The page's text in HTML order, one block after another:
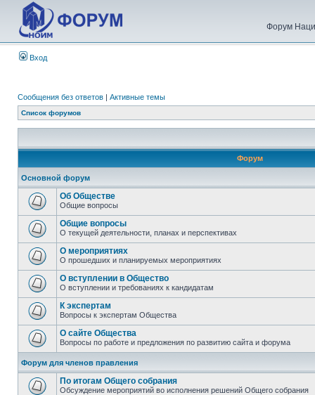
Форум
Вход
Сообщения без ответов | Активные темы
Список форумов
Форум
Основной форум
Об Обществе
Общие вопросы
Общие вопросы
О текущей деятельности, планах и перспективах
О мероприятиях
О прошедших и планируемых мероприятиях
О вступлении в Общество
О вступлении и требованиях к кандидатам
К экспертам
Вопросы к экспертам Общества
О сайте Общества
Вопросы по работе и предложения по развитию сайта и форума
Форум для членов правления
По итогам Общего собрания
Обсуждение мероприятий во исполнения решений Общего собрания